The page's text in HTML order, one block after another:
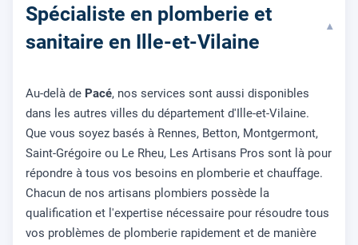
Spécialiste en plomberie et
sanitaire en Ille-et-Vilaine
▾
Au-delà de Pacé, nos services sont aussi disponibles
dans les autres villes du département d'Ille-et-Vilaine.
Que vous soyez basés à Rennes, Betton, Montgermont,
Saint-Grégoire ou Le Rheu, Les Artisans Pros sont là pour
répondre à tous vos besoins en plomberie et chauffage.
Chacun de nos artisans plombiers possède la
qualification et l'expertise nécessaire pour résoudre tous
vos problèmes de plomberie rapidement et de manière